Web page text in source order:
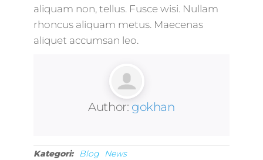
aliquam non, tellus. Fusce wisi. Nullam
rhoncus aliquam metus. Maecenas
aliquet accumsan leo.
Author: gokhan
Kategori: Blog News